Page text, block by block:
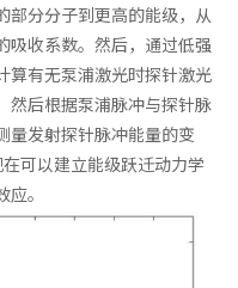
部分分子到更高的能级，从
吸收系数。然后，通过低强
算有无泵浦激光时探针激光
然后根据泵浦脉冲与探针脉
量发射探针脉冲能量的变
可以建立能级跃迁动力学
。